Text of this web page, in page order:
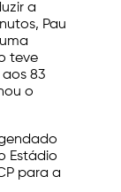
a
Pau
teve
83
o
Estádio
para a